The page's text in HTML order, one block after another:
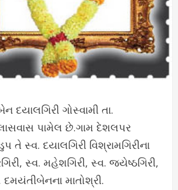
દયાલગિરી ગોસ્વામી તા.
પામેલ છે.ગામ દેશલપર
તે સ્વ. દયાલગિરી વિશ્રામગિરીના
સ્વ. મહેશગિરી, સ્વ. જયેષ્ઠગિરી,
માતોશ્રી.